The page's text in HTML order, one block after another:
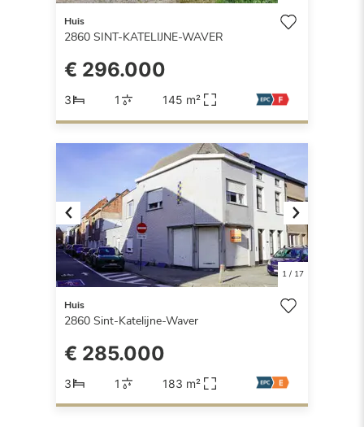
Huis
2860 SINT-KATELIJNE-WAVER
€ 296.000
3 1 145 m²
Previous Next
1/ 17
Huis
2860 Sint-Katelijne-Waver
€ 285.000
3 1 183 m²